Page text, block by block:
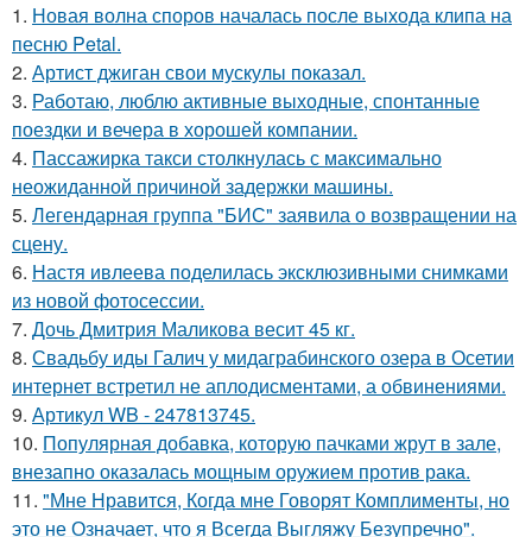
1. Новая волна споров началась после выхода клипа на
песню Petal.
2. Артист джиган свои мускулы показал.
3. Работаю, люблю активные выходные, спонтанные
поездки и вечера в хорошей компании.
4. Пассажирка такси столкнулась с максимально
неожиданной причиной задержки машины.
5. Легендарная группа "БИС" заявила о возвращении на
сцену.
6. Настя ивлеева поделилась эксклюзивными снимками
из новой фотосессии.
7. Дочь Дмитрия Маликова весит 45 кг.
8. Свадьбу иды Галич у мидаграбинского озера в Осетии
интернет встретил не аплодисментами, а обвинениями.
9. Артикул WB - 247813745.
10. Популярная добавка, которую пачками жрут в зале,
внезапно оказалась мощным оружием против рака.
11. "Мне Нравится, Когда мне Говорят Комплименты, но
это не Означает, что я Всегда Выгляжу Безупречно".